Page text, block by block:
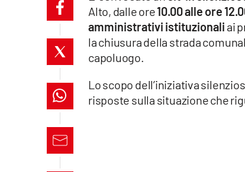
cosenzachannel.it
ilvibonese.it
catanzarochannel.it
lacapitalenews.it
Alto, dalle ore10.00 alle ore
amministrativi istituzionali ai
la chiusura della strada
capoluogo.
Lo scopo dell’iniziativa
risposte sulla situazione che